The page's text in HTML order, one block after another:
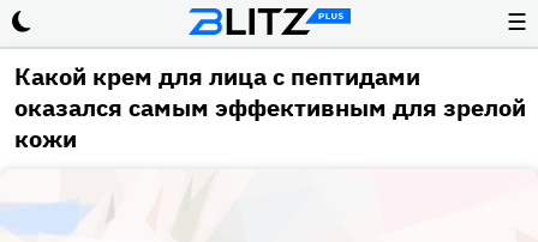
☰
Какой крем для лица с пептидами
оказался самым эффективным для зрелой
кожи